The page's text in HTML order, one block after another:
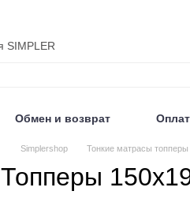
SIMPLER
Обмен и возврат
Simplershop Тонкие матрасы топперы
Топперы